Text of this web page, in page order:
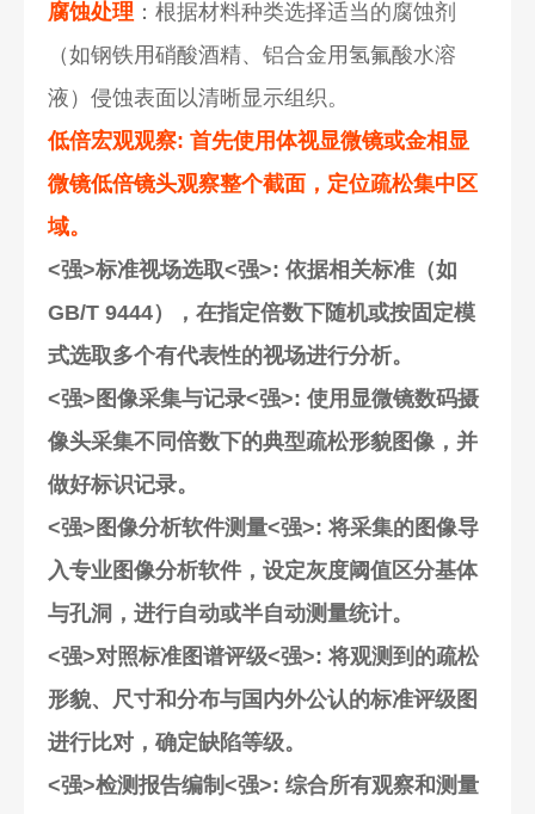
腐蚀处理 ：根据材料种类选择适当的腐蚀剂
（如钢铁用硝酸酒精、铝合金用氢氟酸水溶
液）侵蚀表面以清晰显示组织。
低倍宏观观察: 首先使用体视显微镜或金相显
微镜低倍镜头观察整个截面，定位疏松集中区
域。
<强>标准视场选取<强>: 依据相关标准（如
GB/T 9444），在指定倍数下随机或按固定模
式选取多个有代表性的视场进行分析。
<强>图像采集与记录<强>: 使用显微镜数码摄
像头采集不同倍数下的典型疏松形貌图像，并
做好标识记录。
<强>图像分析软件测量<强>: 将采集的图像导
入专业图像分析软件，设定灰度阈值区分基体
与孔洞，进行自动或半自动测量统计。
<强>对照标准图谱评级<强>: 将观测到的疏松
形貌、尺寸和分布与国内外公认的标准评级图
进行比对，确定缺陷等级。
<强>检测报告编制<强>: 综合所有观察和测量